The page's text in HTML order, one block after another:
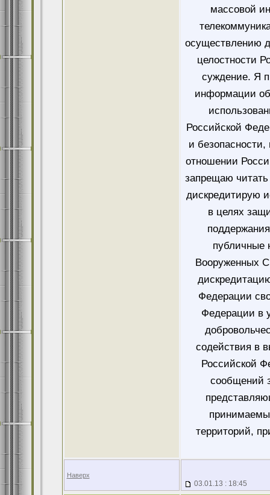
массовой
осуществлению
целостности
суждение. Я
информации
Российской
и безопасности,
отношении
запрещаю читать
дискредитирую
в целях
публичные
Вооруженных
Федерации
Федерации в
содействия в
Российской
сообщений
территорий,
Наверх
03.01.13 : 18:45